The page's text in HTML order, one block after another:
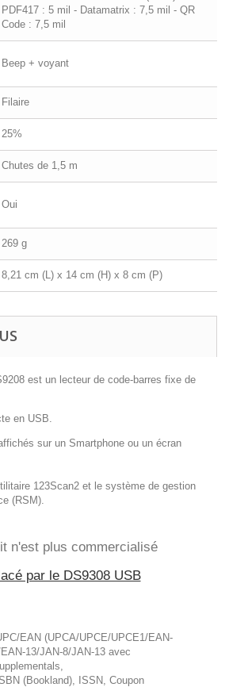
PDF417 : 5 mil - Datamatrix : 7,5 mil - QR
Code : 7,5 mil
Beep + voyant
Filaire
25%
Chutes de 1,5 m
Oui
269 g
8,21 cm (L) x 14 cm (H) x 8 cm (P)
est un lecteur de code-barres fixe de
en USB.
sur un Smartphone ou un écran
123Scan2 et le système de gestion
(RSM).
n'est plus commercialisé
par le DS9308 USB
EAN (UPCA/UPCE/UPCE1/EAN-
13/JAN-8/JAN-13 avec
(Bookland), ISSN, Coupon